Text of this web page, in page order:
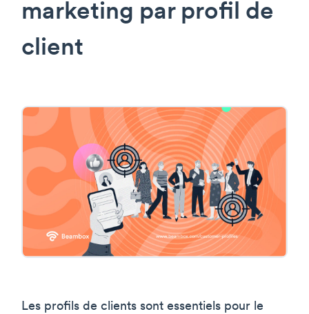
marketing par profil de
client
Les profils de clients sont essentiels pour le